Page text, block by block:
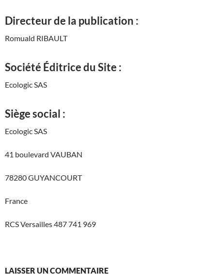
Directeur de la publication :
Romuald RIBAULT
Société Éditrice du Site :
Ecologic SAS
Siège social :
Ecologic SAS
41 boulevard VAUBAN
78280 GUYANCOURT
France
RCS Versailles 487 741 969
LAISSER UN COMMENTAIRE